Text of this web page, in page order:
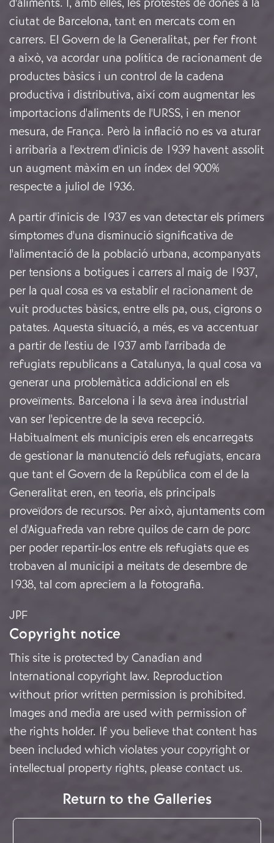
ciutat de Barcelona, tant en mercats com en
carrers. El Govern de la Generalitat, per fer front
a això, va acordar una política de racionament de
productes bàsics i un control de la cadena
productiva i distributiva, així com augmentar les
importacions d'aliments de l'URSS, i en menor
mesura, de França. Però la inflació no es va aturar
i arribaria a l'extrem d'inicis de 1939 havent assolit
un augment màxim en un índex del 900%
respecte a juliol de 1936.
A partir d'inicis de 1937 es van detectar els primers
símptomes d'una disminució significativa de
l'alimentació de la població urbana, acompanyats
per tensions a botigues i carrers al maig de 1937,
per la qual cosa es va establir el racionament de
vuit productes bàsics, entre ells pa, ous, cigrons o
patates. Aquesta situació, a més, es va accentuar
a partir de l'estiu de 1937 amb l'arribada de
refugiats republicans a Catalunya, la qual cosa va
generar una problemàtica addicional en els
proveïments. Barcelona i la seva àrea industrial
van ser l'epicentre de la seva recepció.
Habitualment els municipis eren els encarregats
de gestionar la manutenció dels refugiats, encara
que tant el Govern de la República com el de la
Generalitat eren, en teoria, els principals
proveïdors de recursos. Per això, ajuntaments com
el d'Aiguafreda van rebre quilos de carn de porc
per poder repartir-los entre els refugiats que es
trobaven al municipi a meitats de desembre de
1938, tal com apreciem a la fotografia.
JPF
Copyright notice
This site is protected by Canadian and
International copyright law. Reproduction
without prior written permission is prohibited.
Images and media are used with permission of
the rights holder. If you believe that content has
been included which violates your copyright or
intellectual property rights, please contact us.
Return to the Galleries